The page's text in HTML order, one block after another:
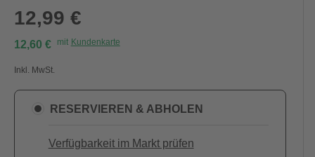
12,99 €
12,60 € mit Kundenkarte
Inkl. MwSt.
RESERVIEREN & ABHOLEN
Verfügbarkeit im Markt prüfen